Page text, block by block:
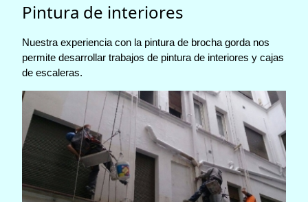
Pintura de interiores
Nuestra experiencia con la pintura de brocha gorda nos
permite desarrollar trabajos de pintura de interiores y cajas
de escaleras.